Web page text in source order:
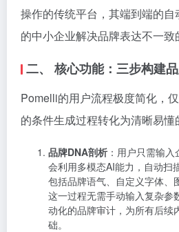
操作的传统平台，其端到端的
的中小企业解决品牌表达不一致
二、 核心功能：三步构建
Pomelli的用户流程极度简化，
的条件生成过程转化为清晰易懂
品牌DNA剖析 ：用户只需输
会利用多模态AI能力，自动扫
包括品牌语气、自定义字体、
这一过程无需手动输入复杂参
动化的品牌审计，为所有后续
础。